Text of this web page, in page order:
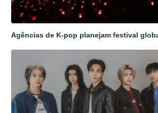
Agências de K-pop planejam festival